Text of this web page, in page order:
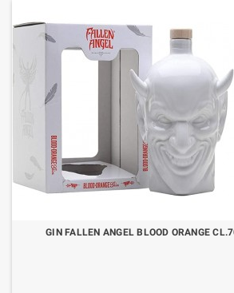
GIN FALLEN ANGEL BLOOD ORANGE